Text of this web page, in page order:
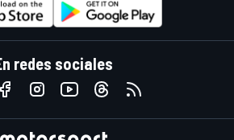
redes sociales